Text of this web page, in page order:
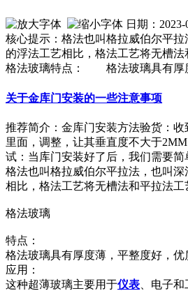
日期：
核心提示：格法也叫格拉威伯尔平
的浮法工艺相比，格法工艺将无槽
格法玻璃特点： 格法玻璃具有厚
关于金库门安装的一些注意事项
推荐简介：金库门安装方法验货：
里面，调整，让其垂直度不大于
试：当库门安装好了后，我们需要
格法也叫格拉威伯尔平拉法，也叫
相比，格法工艺将无槽法和平拉法
格法玻璃
特点：
格法玻璃具有厚度薄，平整度好，
应用：
这种超薄玻璃主要用于仪表 、电子